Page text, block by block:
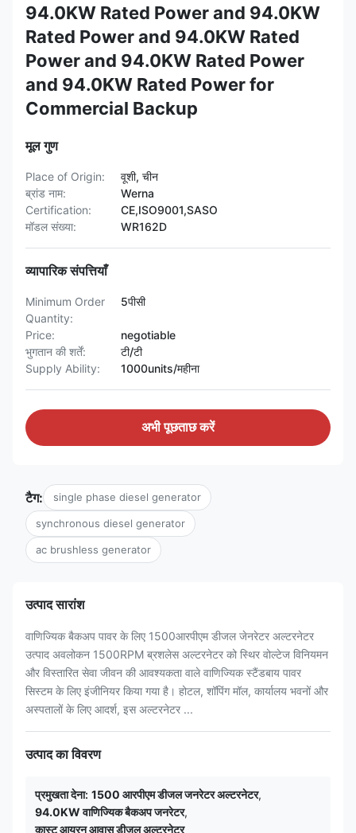
94.0KW Rated Power and 94.0KW
Rated Power and 94.0KW Rated
Power and 94.0KW Rated Power
and 94.0KW Rated Power for
Commercial Backup
मूल गुण
Place of Origin:
वूशी, चीन
ब्रांड नाम:
Werna
Certification:
CE,ISO9001,SASO
मॉडल संख्या:
WR162D
व्यापारिक संपत्तियाँ
Minimum Order
Quantity:
5पीसी
Price:
negotiable
भुगतान की शर्तें:
टी/टी
Supply Ability:
1000units/महीना
अभी पूछताछ करें
टैग: single phase diesel generator
synchronous diesel generator
ac brushless generator
उत्पाद सारांश
वाणिज्यिक बैकअप पावर के लिए 1500आरपीएम डीजल जेनरेटर अल्टरनेटर
उत्पाद अवलोकन 1500RPM ब्रशलेस अल्टरनेटर को स्थिर वोल्टेज विनियमन
और विस्तारित सेवा जीवन की आवश्यकता वाले वाणिज्यिक स्टैंडबाय पावर
सिस्टम के लिए इंजीनियर किया गया है। होटल, शॉपिंग मॉल, कार्यालय भवनों और
अस्पतालों के लिए आदर्श, इस अल्टरनेटर ...
उत्पाद का विवरण
प्रमुखता देना: 1500 आरपीएम डीजल जनरेटर अल्टरनेटर,
94.0KW वाणिज्यिक बैकअप जनरेटर,
कास्ट आयरन आवास डीजल अल्टरनेटर